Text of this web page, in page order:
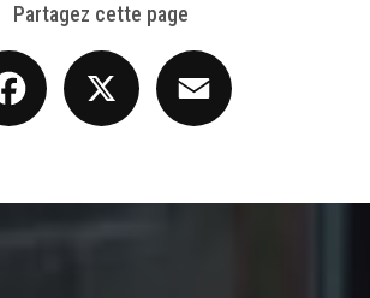
Partagez cette page
Facebook